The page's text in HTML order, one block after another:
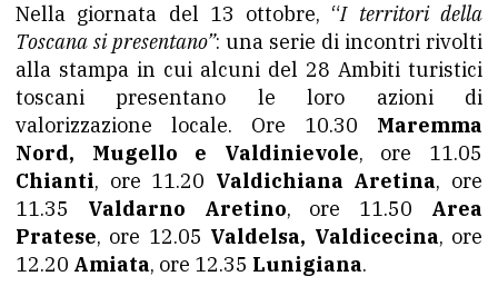
Nella giornata del 13 ottobre, “I territori della
Toscana si presentano”: una serie di incontri rivolti
alla stampa in cui alcuni del 28 Ambiti turistici
toscani presentano le loro azioni di
valorizzazione locale. Ore 10.30 Maremma
Nord, Mugello e Valdinievole, ore 11.05
Chianti, ore 11.20 Valdichiana Aretina, ore
11.35 Valdarno Aretino, ore 11.50 Area
Pratese, ore 12.05 Valdelsa, Valdicecina, ore
12.20 Amiata, ore 12.35 Lunigiana.